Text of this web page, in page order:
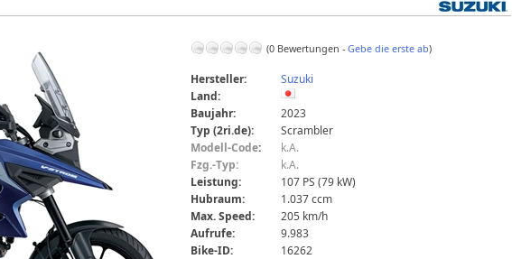
(0 Bewertungen - Gebe die erste ab)
Hersteller:
Suzuki
Land:
Baujahr:
2023
Typ (2ri.de):
Scrambler
Modell-Code:
k.A.
Fzg.-Typ:
k.A.
Leistung:
107 PS (79 kW)
Hubraum:
1.037 ccm
Max. Speed:
205 km/h
Aufrufe:
9.983
Bike-ID:
16262